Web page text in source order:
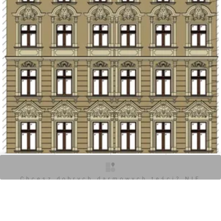
rewitalizacji, ma na celu poprawienie jakości życia
mieszkańców oraz estetyki przestrzeni miejskiej. Remonty
mają również znaczenie kulturowe, zachowując
historyczny charakter budynków.
Chcesz dobrych darmowych teści? NIE